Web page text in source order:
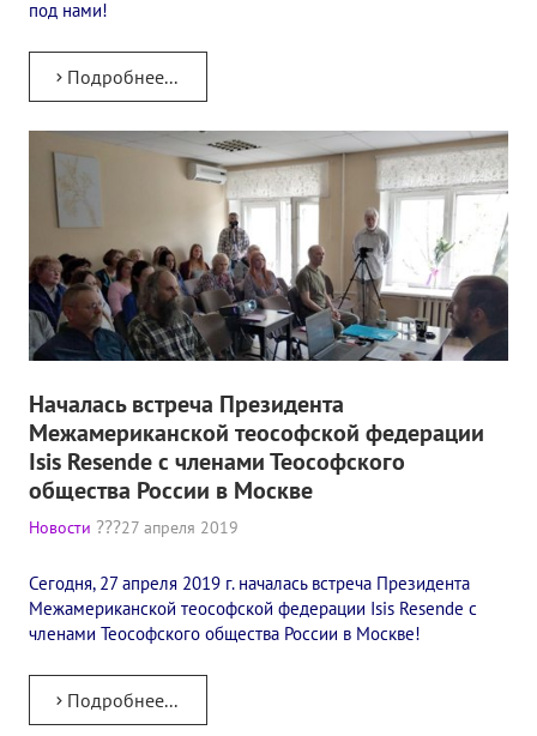
Открытая школа теософии
Фотоматериалы
ГОВОРЯТ ТЕОСОФЫ. Рубрика «Вопрос-Ответ»
Книги
Семинары
Плейлист "Международный научно-исследовательский
Плейлист "«Тайная Доктрина» Класс онлайн изучения"
Плейлист "Выпуски рубрики «ТЕОСОФСКИЙ КВИЗИ»"
ПОДДЕРЖАТЬ ФОНД
Пожертвовать денежные средства
Стать партнером
КОНТАКТЫ
под нами!
Подробнее...
Началась встреча Президента
Межамериканской теософской федерации
Isis Resende с членами Теософского
общества России в Москве
Новости 27 апреля 2019
Сегодня, 27 апреля 2019 г. началась встреча Президента
Межамериканской теософской федерации Isis Resende с
членами Теософского общества России в Москве!
Подробнее...